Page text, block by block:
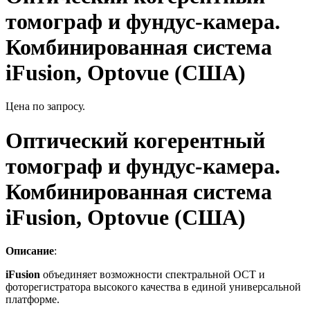
томограф и фундус-камера.
Комбинированная система
iFusion, Optovue (США)
Цена по запросу.
Оптический когерентный
томограф и фундус-камера.
Комбинированная система
iFusion, Optovue (США)
Описание:
iFusion объединяет возможности спектральной ОСТ и
фоторегистратора высокого качества в единой универсальной
платформе.